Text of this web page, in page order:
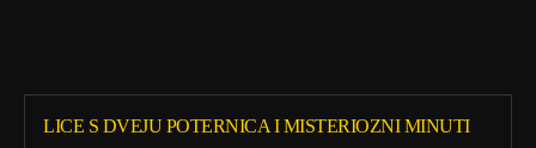
LICE S DVEJU POTERNICA I MISTERIOZNI MINUTI